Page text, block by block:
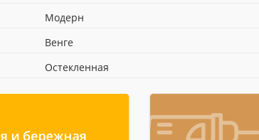
Модерн
Венге
Остекленная